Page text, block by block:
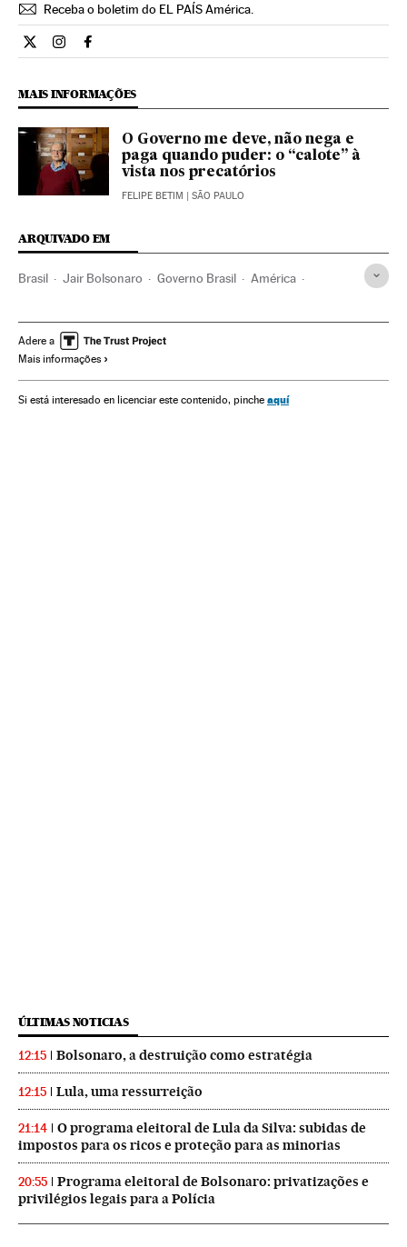
Receba o boletim do EL PAÍS América.
Economia El País Brasil en Twitter
Economia El País Brasil en Instagram
Economia El País Brasil en Facebook
MAIS INFORMAÇÕES
O Governo me deve, não nega e
paga quando puder: o “calote” à
vista nos precatórios
FELIPE BETIM | SÃO PAULO
ARQUIVADO EM
Brasil Jair Bolsonaro Governo Brasil América
Economia Paulo Guedes
Bolsa Família
Câmara Deputados Senado Federal Congresso Nacional
Adere a
Mais informações
Si está interesado en licenciar este contenido, pinche aquí
ÚLTIMAS NOTICIAS
12:15 Bolsonaro, a destruição como estratégia
12:15 Lula, uma ressurreição
21:14
O programa eleitoral de Lula da Silva: subidas de
impostos para os ricos e proteção para as minorias
20:55
Programa eleitoral de Bolsonaro: privatizações e
privilégios legais para a Polícia